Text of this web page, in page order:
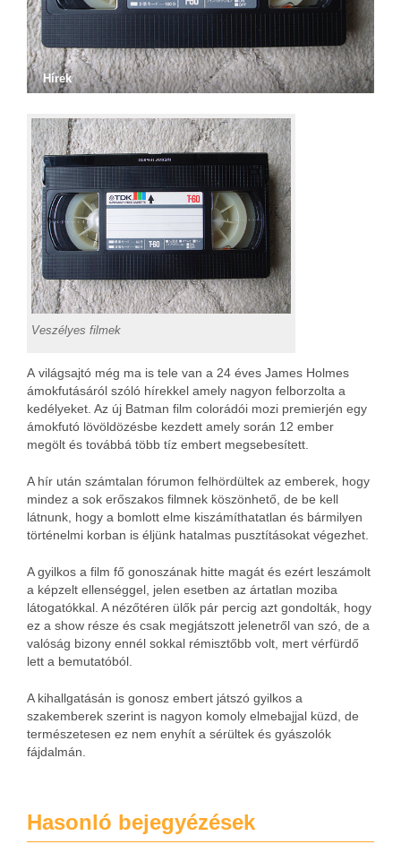
Hírek
Veszélyes filmek
A világsajtó még ma is tele van a 24 éves James Holmes
ámokfutásáról szóló hírekkel amely nagyon felborzolta a
kedélyeket. Az új Batman film colorádói mozi premierjén egy
ámokfutó lövöldözésbe kezdett amely során 12 ember
megölt és továbbá több tíz embert megsebesített.
A hír után számtalan fórumon felhördültek az emberek, hogy
mindez a sok erőszakos filmnek köszönhető, de be kell
látnunk, hogy a bomlott elme kiszámíthatatlan és bármilyen
történelmi korban is éljünk hatalmas pusztításokat végezhet.
A gyilkos a film fő gonoszának hitte magát és ezért leszámolt
a képzelt ellenséggel, jelen esetben az ártatlan moziba
látogatókkal. A nézőtéren ülők pár percig azt gondolták, hogy
ez a show része és csak megjátszott jelenetről van szó, de a
valóság bizony ennél sokkal rémisztőbb volt, mert vérfürdő
lett a bemutatóból.
A kihallgatásán is gonosz embert játszó gyilkos a
szakemberek szerint is nagyon komoly elmebajjal küzd, de
természetesen ez nem enyhít a sérültek és gyászolók
fájdalmán.
Hasonló bejegyézések